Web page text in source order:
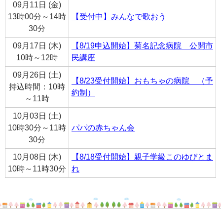
09月11日 (金)
13時00分～14時
30分
【受付中】みんなで歌おう
09月17日 (木)
10時～12時
【8/19申込開始】菊名記念病院 公開市
民講座
09月26日 (土)
持込時間：10時
～11時
【8/23受付開始】おもちゃの病院 （予
約制）
10月03日 (土)
10時30分～11時
30分
パパの赤ちゃん会
10月08日 (木)
10時～11時30分
【8/18受付開始】親子学級このゆびとま
れ